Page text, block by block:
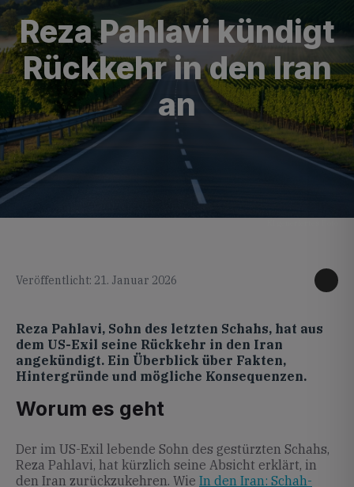
Reza Pahlavi kündigt
Rückkehr in den Iran
an
Veröffentlicht: 21. Januar 2026
Reza Pahlavi, Sohn des letzten Schahs, hat aus
dem US-Exil seine Rückkehr in den Iran
angekündigt. Ein Überblick über Fakten,
Hintergründe und mögliche Konsequenzen.
Worum es geht
Der im US-Exil lebende Sohn des gestürzten Schahs,
Reza Pahlavi, hat kürzlich seine Absicht erklärt, in
den Iran zurückzukehren. Wie In den Iran: Schah-